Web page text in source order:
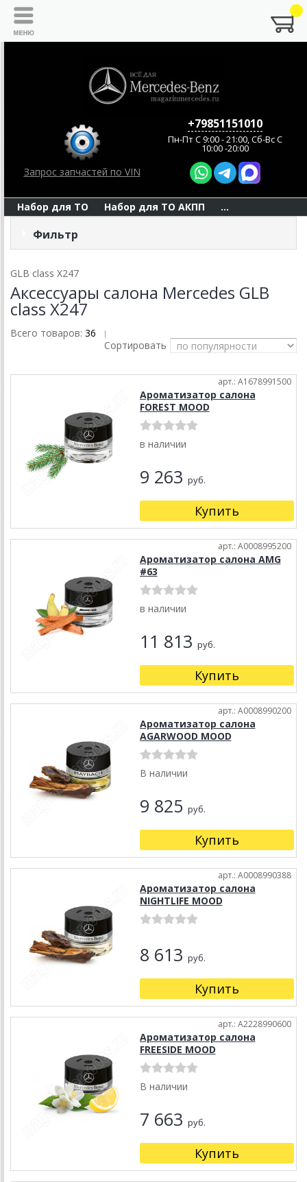
Запрос запчастей по VIN
+79851151010
Пн-Пт C 9:00 - 21:00, Сб-Вс С
10:00 -20:00
Набор для ТО Набор для ТО АКПП ...
Фильтр
GLB class X247
Аксессуары салона Mercedes GLB
class X247
Всего товаров: 36 |
Сортировать
арт.: A1678991500
Ароматизатор салона
FOREST MOOD
в наличии
9 263 руб.
Купить
арт.: A0008995200
Ароматизатор салона AMG
#63
в наличии
11 813 руб.
Купить
арт.: A0008990200
Ароматизатор салона
AGARWOOD MOOD
В наличии
9 825 руб.
Купить
арт.: A0008990388
Ароматизатор салона
NIGHTLIFE MOOD
8 613 руб.
Купить
арт.: A2228990600
Ароматизатор салона
FREESIDE MOOD
В наличии
7 663 руб.
Купить